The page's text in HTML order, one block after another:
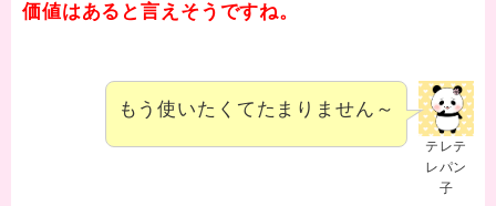
価値はあると言えそうですね。
テレテ
レパン
子
もう使いたくてたまりません～